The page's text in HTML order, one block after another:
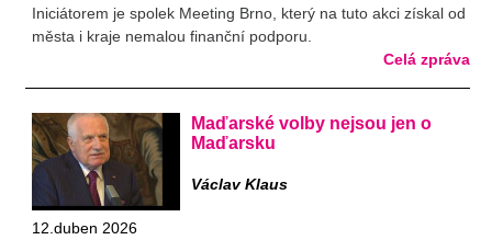
Iniciátorem je spolek Meeting Brno, který na tuto akci získal od
města i kraje nemalou finanční podporu.
Celá zpráva
Maďarské volby nejsou jen o
Maďarsku
Václav Klaus
12.duben 2026